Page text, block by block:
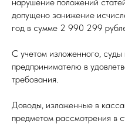
допущено занижение
год в сумме 2 990 299
С учетом изложенного, суды
предпринимателю в
требования.
Доводы, изложенные в
предметом рассмотрения в